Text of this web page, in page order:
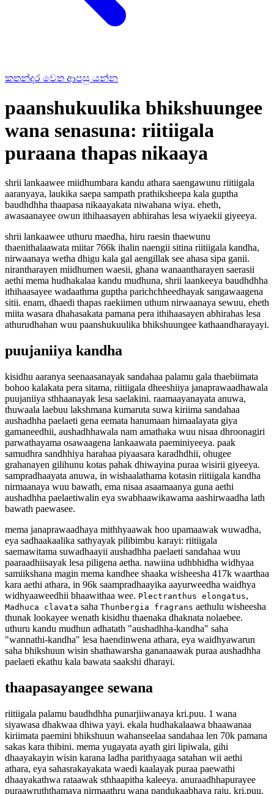
කතන්දර වෙත ආපසු යන්න
paanshukuulika bhikshuungee
wana senasuna: riitiigala
puraana thapas nikaaya
shrii lankaawee miidhumbara kandu athara saengawunu riitiigala
aaranyaya, laukika saepa sampath prathiksheepa kala guptha
baudhdhha thaapasa nikaayakata niwahana wiya. eheth,
awasaanayee owun ithihaasayen abhirahas lesa wiyaekii giyeeya.
shrii lankaawee uthuru maedha, hiru raesin thaewunu
thaenithalaawata miitar 766k ihalin naengii sitina riitiigala kandha,
nirwaanaya wetha dhigu kala gal aengillak see ahasa sipa ganii.
nirantharayen miidhumen waesii, ghana wanaantharayen saerasii
aethi mema hudhakalaa kandu mudhuna, shrii laankeeya baudhdhha
ithihaasayee wadaathma guptha parichchheedhayak sangawaagena
sitii. enam, dhaedi thapas raekiimen uthum nirwaanaya sewuu, eheth
miita wasara dhahasakata pamana pera ithihaasayen abhirahas lesa
athurudhahan wuu paanshukuulika bhikshuungee kathaandharayayi.
puujaniiya kandha
kisidhu aaranya seenaasanayak sandahaa palamu gala thaebiimata
bohoo kalakata pera sitama, riitiigala dheeshiiya janaprawaadhawala
puujaniiya sthhaanayak lesa saelakini. raamaayanayata anuwa,
thuwaala laebuu lakshmana kumaruta suwa kiriima sandahaa
aushadhha paelaeti gena eemata hanumaan himaalayata giya
gamaneedhii, aushadhhawala nam amathaka wuu nisaa dhroonagiri
parwathayama osawaagena lankaawata paeminiyeeya. paak
samudhra sandhhiya harahaa piyaasara karadhdhii, ohugee
grahanayen gilihunu kotas pahak dhiwayina puraa wisirii giyeeya.
sampradhaayata anuwa, in wishaalathama kotasin riitiigala kandha
nirmaanaya wuu bawath, ema nisaa asaamaanya guna aethi
aushadhha paelaetiwalin eya swabhaawikawama aashirwaadha lath
bawath paewasee.
mema janaprawaadhaya mithhyaawak hoo upamaawak wuwadha,
eya sadhaakaalika sathyayak pilibimbu karayi: riitiigala
saemawitama suwadhaayii aushadhha paelaeti sandahaa wuu
paaraadhiisayak lesa piligena aetha. nawiina udhbhidha widhyaa
samiikshana magin mema kandhee shaaka wisheesha 417k waarthaa
kara aethi athara, in 96k saampradhaayika aayurweedha waidhya
widhyaaweedhii bhaawithaa wee. Plectranthus elongatus,
Madhuca clavata saha Thunbergia fragrans aethulu wisheesha
thunak lookayee wenath kisidhu thaenaka dhaknata nolaebee.
uthuru kandu mudhun adhatath "aushadhha-kandha" saha
"wannathi-kandha" lesa haendinwena athara, eya waidhyawarun
saha bhikshuun wisin shathawarsha gananaawak puraa aushadhha
paelaeti ekathu kala bawata saakshi dharayi.
thaapasayangee sewana
riitiigala palamu baudhdhha punarjiiwanaya kri.puu. 1 wana
siyawasa dhakwaa dhiwa yayi. ekala hudhakalaawa bhaawanaa
kiriimata paemini bhikshuun wahanseelaa sandahaa len 70k pamana
sakas kara thibini. mema yugayata ayath giri lipiwala, gihi
dhaayakayin wisin karana ladha parithyaaga satahan wii aethi
athara, eya sahasrakayakata waedi kaalayak puraa paewathi
dhaayakathwa rataawak sthhaapitha kaleeya. anuraadhhapurayee
puraawruththamaya nirmaathru wana pandukaabhaya raju, kri.puu.